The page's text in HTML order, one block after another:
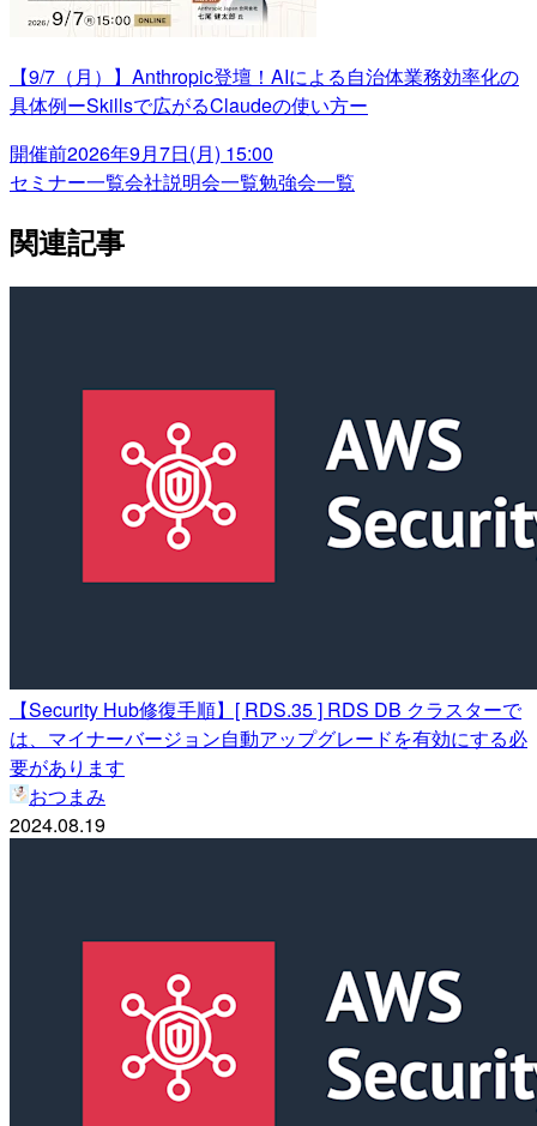
【9/7（月）】Anthropic登壇！AIによる自治体業務効率化の
具体例ーSkillsで広がるClaudeの使い方ー
開催前2026年9月7日(月) 15:00
セミナー一覧会社説明会一覧勉強会一覧
関連記事
【Security Hub修復手順】[ RDS.35 ] RDS DB クラスターで
は、マイナーバージョン自動アップグレードを有効にする必
要があります
おつまみ
2024.08.19